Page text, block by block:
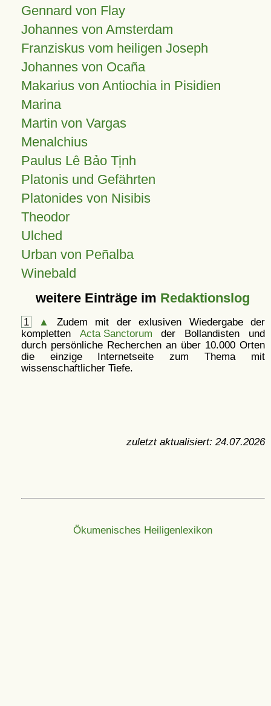
Gennard von Flay
Johannes von Amsterdam
Franziskus vom heiligen Joseph
Johannes von Ocaña
Makarius von Antiochia in Pisidien
Marina
Martin von Vargas
Menalchius
Paulus Lê Bảo Tịnh
Platonis und Gefährten
Platonides von Nisibis
Theodor
Ulched
Urban von Peñalba
Winebald
weitere Einträge im Redaktionslog
1 ▲
Zudem mit der exlusiven Wiedergabe der
kompletten Acta Sanctorum der Bollandisten und
durch persönliche Recherchen an über 10.000 Orten
die einzige Internetseite zum Thema mit
wissenschaftlicher Tiefe.
zuletzt aktualisiert: 24.07.2026
Ökumenisches Heiligenlexikon